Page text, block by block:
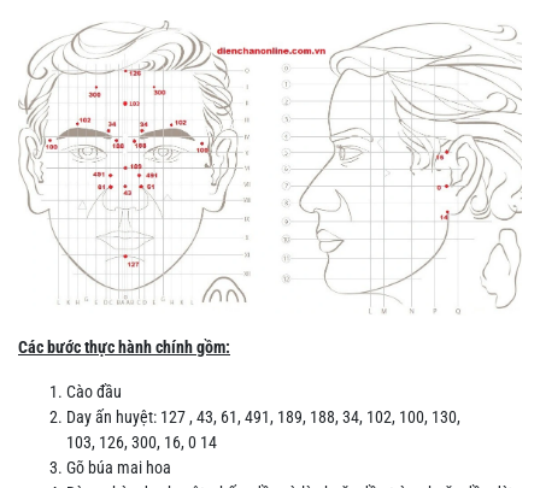
Các bước thực hành chính gồm:
Cào đầu
Day ấn huyệt: 127 , 43, 61, 491, 189, 188, 34, 102, 100, 130,
103, 126, 300, 16, 0 14
Gõ búa mai hoa